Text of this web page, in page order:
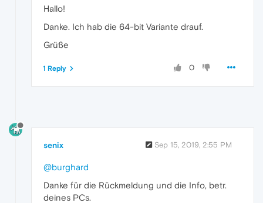
Hallo!
Danke. Ich hab die 64-bit Variante drauf.
Grüße
0
1 Reply
senix Sep 15, 2019, 2:55 PM
@burghard
Danke für die Rückmeldung und die Info, betr.
deines PCs.